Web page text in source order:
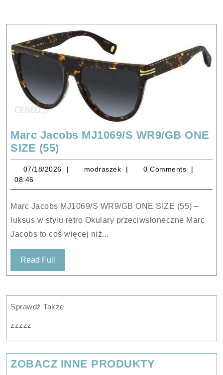
Marc Jacobs MJ1069/S WR9/GB ONE
SIZE (55)Marc
Jacobs
MJ1069/S
WR9/GB
SIZE
(55)
07/18/2026 07/18/2026
modraszek modraszek
0 Comments
08:46
Marc Jacobs MJ1069/S WR9/GB ONE SIZE (55) –
luksus w stylu retro Okulary przeciwsłoneczne Marc
Jacobs to coś więcej niż...
Read Full
Full
Sprawdź Także
zzzzz
ZOBACZ INNE PRODUKTY